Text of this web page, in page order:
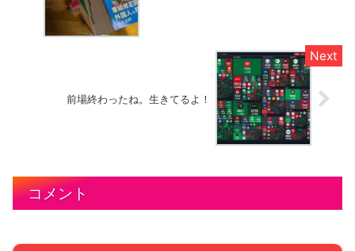
前場終わったね。生きてるよ！
コメント